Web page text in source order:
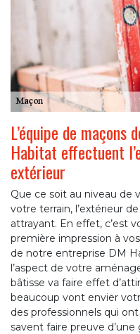
L’équipe de
Habitat effectuent
extérieur
Que ce soit au niveau de
votre terrain, l’extérieur
attrayant. En effet, c’est
première impression à
de notre entreprise DM
l’aspect de votre
bâtisse va faire effet
beaucoup vont envier
des professionnels qui
savent faire preuve